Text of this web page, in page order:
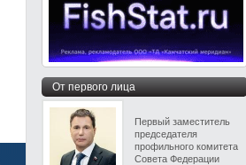
От первого лица
Первый заместитель
председателя
профильного комитета
Совета Федерации